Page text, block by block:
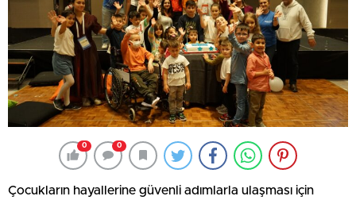
0 0
Çocukların hayallerine güvenli adımlarla ulaşması için